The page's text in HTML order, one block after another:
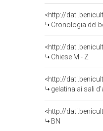
<http://
Cronologia del
<http://
Chiese M - Z
<http://
gelatina ai sali
<http://
BN